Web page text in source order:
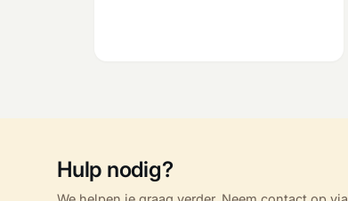
Hulp nodig?